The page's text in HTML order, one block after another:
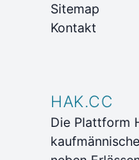
Sitemap
Kontakt
HAK.CC
Die Plattform